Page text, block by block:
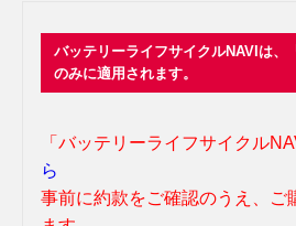
バッテリーライフサイクルNAVIは、
のみに適用されます。
「バッテリーライフサイクル
ら
事前に約款をご確認のうえ、ご